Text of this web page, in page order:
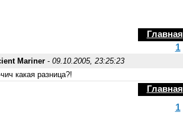
Главная
1
Mariner - 09.10.2005, 23:25:23
какая разница?!
Главная
1